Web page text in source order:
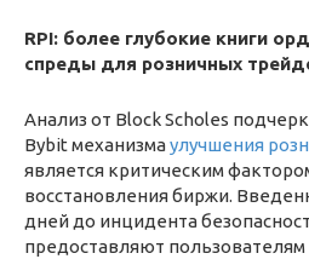
RPI: более глубокие книги
спреды для розничных
Анализ от Block Scholes
Bybit механизмаулучшения
является критическим
восстановления биржи.
дней до инцидента
предоставляют пользователям